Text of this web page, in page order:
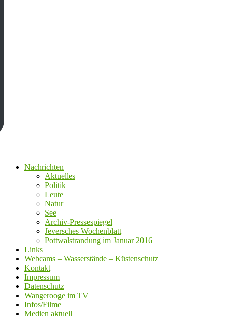
Nachrichten
Aktuelles
Politik
Leute
Natur
See
Archiv-Pressespiegel
Jeversches Wochenblatt
Pottwalstrandung im Januar 2016
Links
Webcams – Wasserstände – Küstenschutz
Kontakt
Impressum
Datenschutz
Wangerooge im TV
Infos/Filme
Medien aktuell